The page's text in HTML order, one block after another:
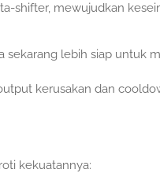
shifter, mewujudkan
sekarang lebih siap untuk
kerusakan dan
kekuatannya: